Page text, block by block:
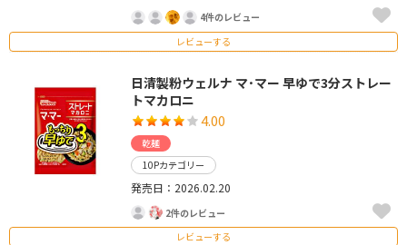
4件のレビュー
レビューする
日清製粉ウェルナ マ･マー 早ゆで3分ストレー
トマカロニ
4.00
乾麺
10Pカテゴリー
発売日：2026.02.20
2件のレビュー
レビューする